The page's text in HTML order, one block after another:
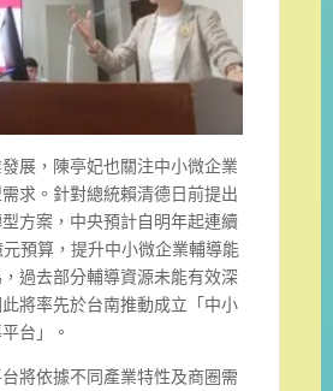
展，陳亭妃也關注中小微企業
求。針對總統賴清德日前提出
方案，中央預計自明年起連續
預算，提升中小微企業輔導能
過去部分輔導資源未能有效深
將率先於台南推動成立「中小
台」。
將依據不同產業特性及商圈需